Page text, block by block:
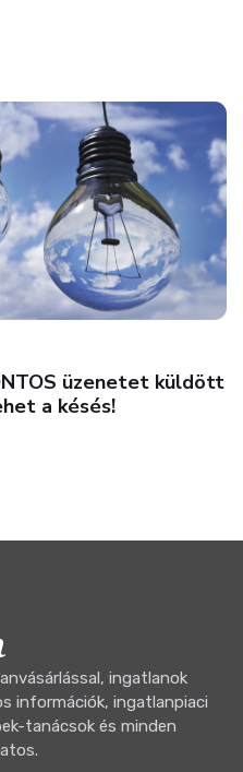
üzenetet küldött
a késés!
ingatlanok
információk, ingatlanpiaci
tanácsok és minden